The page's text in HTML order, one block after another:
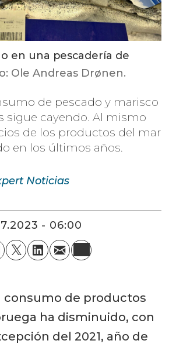
en una pescadería de
Ole Andreas Drønen.
de pescado y marisco
sigue cayendo. Al mismo
de los productos del mar
en los últimos años.
Noticias
- 06:00
consumo de productos
ha disminuido, con
del 2021, año de